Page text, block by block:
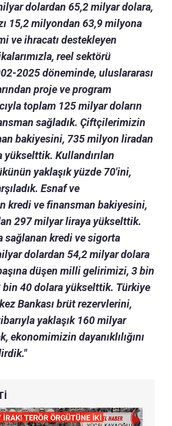
dolardan 65,2 milyar dolara,
15,2 milyondan 63,9 milyona
ve ihracatı destekleyen
reel sektörü
2025 döneminde, uluslararası
proje ve program
toplam 125 milyar doların
sağladık. Çiftçilerimizin
bakiyesini, 735 milyon liradan
Kullandırılan
yaklaşık yüzde 70'ini,
Esnaf ve
kredi ve finansman bakiyesini,
297 milyar liraya yükselttik.
sağlanan kredi ve sigorta
dolardan 54,2 milyar dolara
düşen milli gelirimizi, 3 bin
bin 40 dolara yükselttik. Türkiye
Bankası brüt rezervlerini,
yaklaşık 160 milyar
ekonomimizin dayanıklılığını